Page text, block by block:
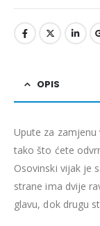
OPIS
Upute za zamjenu
tako što ćete
Osovinski vijak je
strane ima dvije
glavu, dok drugu